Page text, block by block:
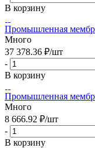
В корзину
Промышленная
Много
37 378.36 ₽/шт
-
В корзину
Промышленная
Много
8 666.92 ₽/шт
-
В корзину